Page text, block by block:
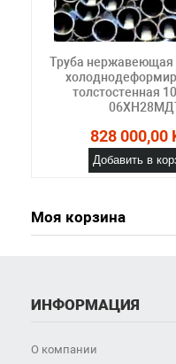
Труба нержавеющая
толстостенная
828 000,00
Добавить в
Моя корзина
ИНФОРМАЦИЯ
О компании